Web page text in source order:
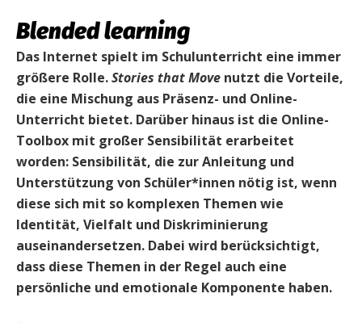
Blended learning
Das Internet spielt im Schulunterricht eine immer
größere Rolle.Stories that Move nutzt die Vorteile,
die eine Mischung aus Präsenz- und Online-
Unterricht bietet. Darüber hinaus ist die Online-
Toolbox mit großer Sensibilität erarbeitet
worden: Sensibilität, die zur Anleitung und
Unterstützung von Schüler*innen nötig ist, wenn
diese sich mit so komplexen Themen wie
Identität, Vielfalt und Diskriminierung
auseinandersetzen. Dabei wird berücksichtigt,
dass diese Themen in der Regel auch eine
persönliche und emotionale Komponente haben.